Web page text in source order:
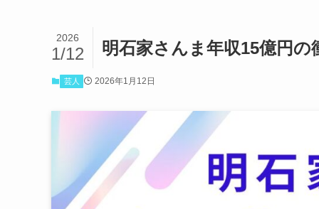
明石家さんま年収15億円
2026
1/12
芸人 2026年1月12日